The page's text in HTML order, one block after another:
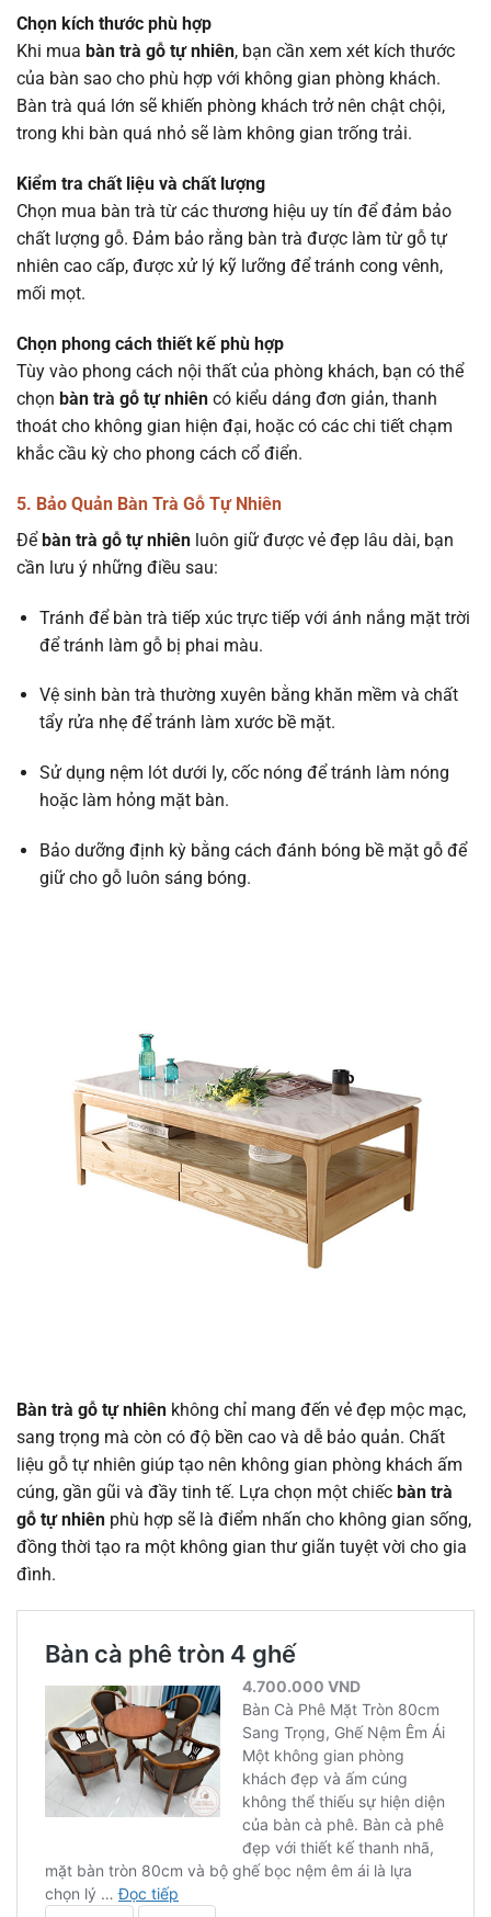
Chọn kích thước phù hợp
Khi mua bàn trà gỗ tự nhiên, bạn cần xem xét kích thước
của bàn sao cho phù hợp với không gian phòng khách.
Bàn trà quá lớn sẽ khiến phòng khách trở nên chật chội,
trong khi bàn quá nhỏ sẽ làm không gian trống trải.
Kiểm tra chất liệu và chất lượng
Chọn mua bàn trà từ các thương hiệu uy tín để đảm bảo
chất lượng gỗ. Đảm bảo rằng bàn trà được làm từ gỗ tự
nhiên cao cấp, được xử lý kỹ lưỡng để tránh cong vênh,
mối mọt.
Chọn phong cách thiết kế phù hợp
Tùy vào phong cách nội thất của phòng khách, bạn có thể
chọn bàn trà gỗ tự nhiên có kiểu dáng đơn giản, thanh
thoát cho không gian hiện đại, hoặc có các chi tiết chạm
khắc cầu kỳ cho phong cách cổ điển.
5. Bảo Quản Bàn Trà Gỗ Tự Nhiên
Đểbàn trà gỗ tự nhiên luôn giữ được vẻ đẹp lâu dài, bạn
cần lưu ý những điều sau:
Tránh để bàn trà tiếp xúc trực tiếp với ánh nắng mặt trời
để tránh làm gỗ bị phai màu.
Vệ sinh bàn trà thường xuyên bằng khăn mềm và chất
tẩy rửa nhẹ để tránh làm xước bề mặt.
Sử dụng nệm lót dưới ly, cốc nóng để tránh làm nóng
hoặc làm hỏng mặt bàn.
Bảo dưỡng định kỳ bằng cách đánh bóng bề mặt gỗ để
giữ cho gỗ luôn sáng bóng.
Bàn trà gỗ tự nhiên không chỉ mang đến vẻ đẹp mộc mạc,
sang trọng mà còn có độ bền cao và dễ bảo quản. Chất
liệu gỗ tự nhiên giúp tạo nên không gian phòng khách ấm
cúng, gần gũi và đầy tinh tế. Lựa chọn một chiếc bàn trà
gỗ tự nhiên phù hợp sẽ là điểm nhấn cho không gian sống,
đồng thời tạo ra một không gian thư giãn tuyệt vời cho gia
đình.